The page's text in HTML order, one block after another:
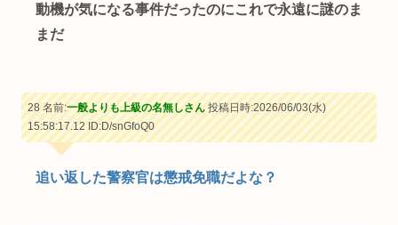
動機が気になる事件だったのにこれで永遠に謎のま
まだ
28 名前:一般よりも上級の名無しさん投稿日時:2026/06/03(水)
15:58:17.12ID:D/snGfoQ0
追い返した警察官は懲戒免職だよな？